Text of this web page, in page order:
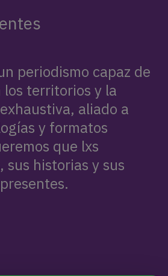
periodismo capaz de
territorios y la
aliado a
y formatos
que lxs
sus historias y sus